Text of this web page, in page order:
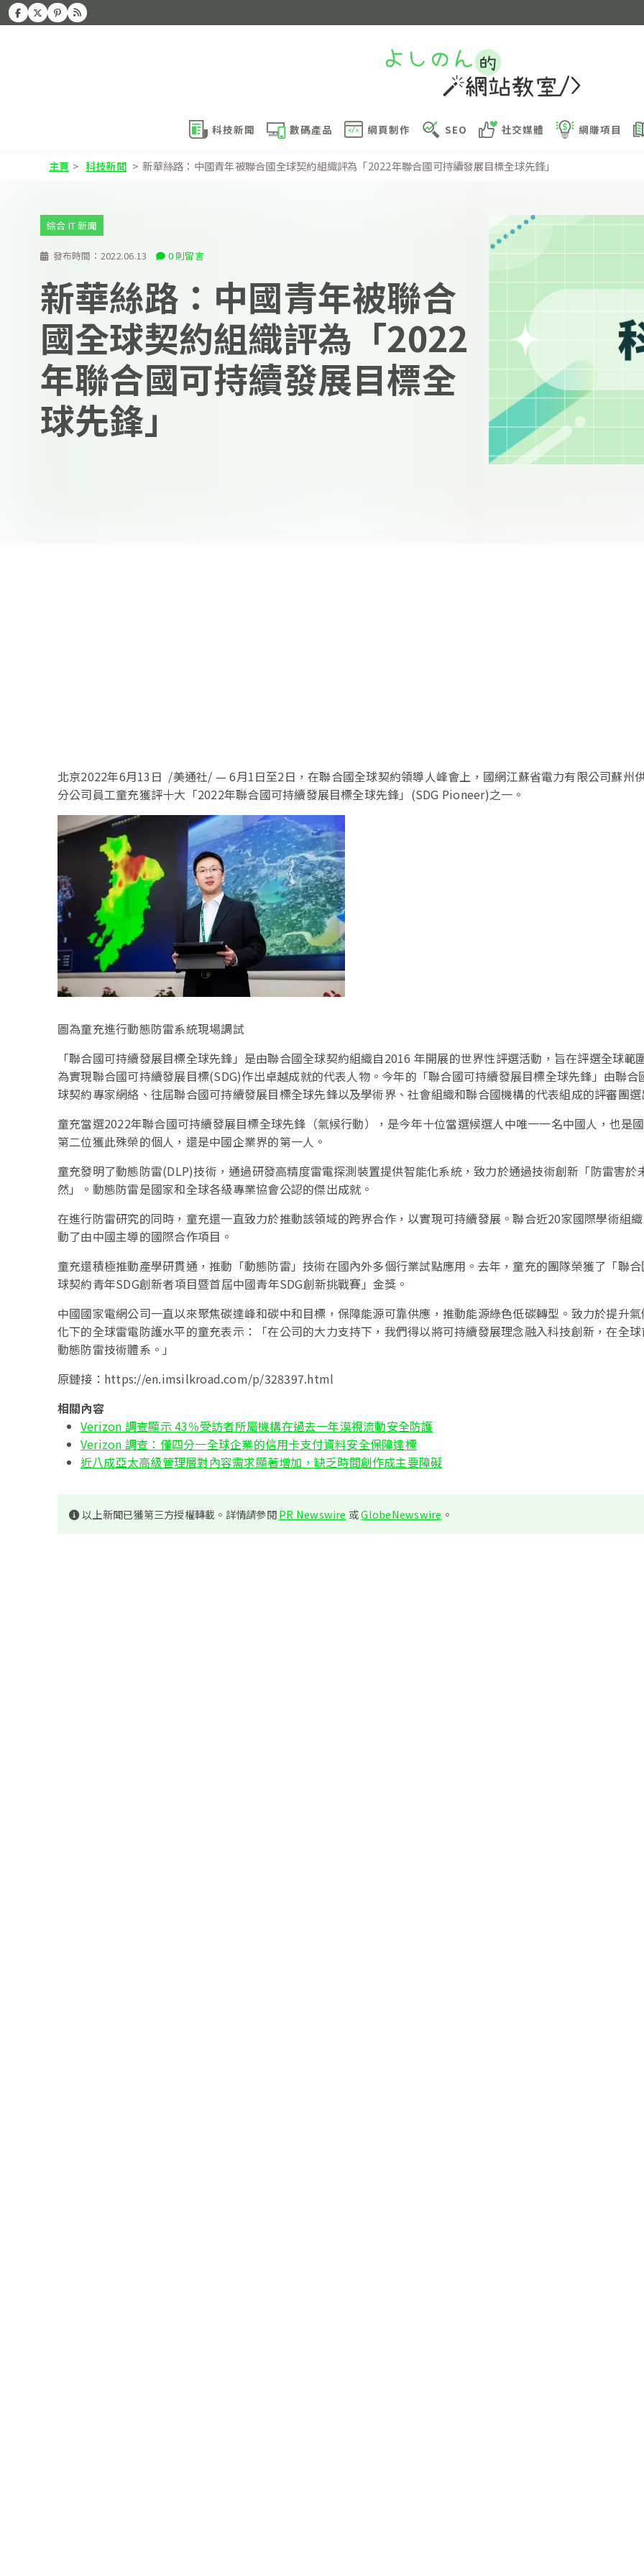
科技新聞 數碼產品 網頁制作 SEO 社交媒體 網賺項目
主頁 > 科技新聞 > 新華絲路：中國青年被聯合國全球契約組織評為「2022年聯合國可持續發展目標全球先鋒」
發布時間： 2022.06.13 0 則留言
綜合 IT 新聞
新華絲路：中國青年被聯合
國全球契約組織評為「2022
年聯合國可持續發展目標全
球先鋒」
北京2022年6月13日 /美通社/ — 6月1日至2日，在聯合國全球契約領導人峰會上，國網江蘇省電力有限公司蘇州
分公司員工童充獲評十大「2022年聯合國可持續發展目標全球先鋒」(SDG Pioneer)之一。
圖為童充進行動態防雷系統現場調試
「聯合國可持續發展目標全球先鋒」是由聯合國全球契約組織自2016 年開展的世界性評選活動，旨在評選全球範
為實現聯合國可持續發展目標(SDG)作出卓越成就的代表人物。今年的「聯合國可持續發展目標全球先鋒」由聯合
球契約專家網絡、往屆聯合國可持續發展目標全球先鋒以及學術界、社會組織和聯合國機構的代表組成的評審團選
童充當選2022年聯合國可持續發展目標全球先鋒（氣候行動），是今年十位當選候選人中唯一一名中國人，也是
第二位獲此殊榮的個人，還是中國企業界的第一人。
童充發明了動態防雷(DLP)技術，通過研發高精度雷電探測裝置提供智能化系統，致力於通過技術創新「防雷害於
然」
。動態防雷是國家和全球各級專業協會公認的傑出成就。
在進行防雷研究的同時，童充還一直致力於推動該領域的跨界合作，以實現可持續發展。聯合近20家國際學術組
動了由中國主導的國際合作項目。
童充還積極推動產學研貫通，推動「動態防雷」技術在國內外多個行業試點應用。去年，童充的團隊榮獲了「聯
球契約青年SDG創新者項目暨首屆中國青年SDG創新挑戰賽」金獎。
中國國家電網公司一直以來聚焦碳達峰和碳中和目標，保障能源可靠供應，推動能源綠色低碳轉型。致力於提升氣
化下的全球雷電防護水平的童充表示：「在公司的大力支持下，我們得以將可持續發展理念融入科技創新，在全球
動態防雷技術體系。」
原鏈接：https://en.imsilkroad.com/p/328397.html
相關內容
Verizon 調查顯示 43％受訪者所屬機構在過去一年漠視流動安全防護
Verizon 調查：僅四分一全球企業的信用卡支付資料安全保障達標
近八成亞太高級管理層對內容需求顯著增加，缺乏時間創作成主要障礙
以上新聞已獲第三方授權轉載。詳情請參閱PR Newswire 或GlobeNewswire 。